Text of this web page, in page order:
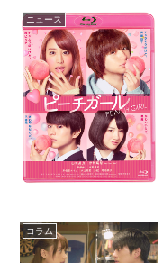
ニュース
コラム